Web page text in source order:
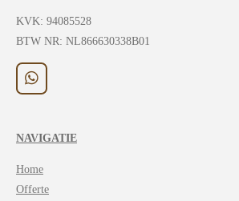
KVK: 94085528
BTW NR: NL866630338B01
W
h
s
p
p
NAVIGATIE
Home
Offerte